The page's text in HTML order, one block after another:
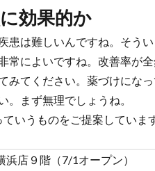
効果的か
患は難しいんですね。そう
によいですね。改善率が全
みてください。薬づけにな
まず無理でしょうね。
いうものをご提案していま
店９階（7/1オープン）